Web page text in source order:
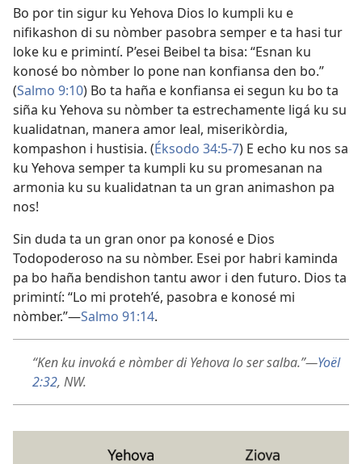
Bo por tin sigur ku Yehova Dios lo kumpli ku e
nifikashon di su nòmber pasobra semper e ta hasi tur
loke ku e primintí. P’esei Beibel ta bisa: “Esnan ku
konosé bo nòmber lo pone nan konfiansa den bo.”
(Salmo 9:10) Bo ta haña e konfiansa ei segun ku bo ta
siña ku Yehova su nòmber ta estrechamente ligá ku su
kualidatnan, manera amor leal, miserikòrdia,
kompashon i hustisia. (Éksodo 34:5-7) E echo ku nos sa
ku Yehova semper ta kumpli ku su promesanan na
armonia ku su kualidatnan ta un gran animashon pa
nos!
Sin duda ta un gran onor pa konosé e Dios
Todopoderoso na su nòmber. Esei por habri kaminda
pa bo haña bendishon tantu awor i den futuro. Dios ta
primintí: “Lo mi proteh’é, pasobra e konosé mi
nòmber.”—Salmo 91:14.
“Ken ku invoká e nòmber di Yehova lo ser salba.”—Yoël
2:32, NW.